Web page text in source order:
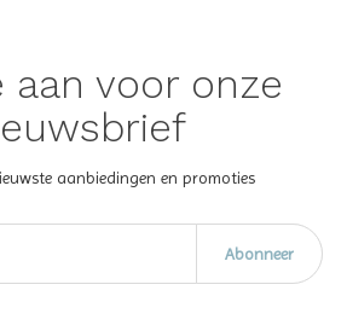
aan voor onze
aanbiedingen en promoties
Abonneer